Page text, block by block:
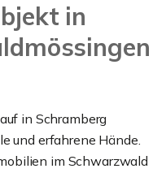
in
in Schramberg
und erfahrene Hände.
im Schwarzwald